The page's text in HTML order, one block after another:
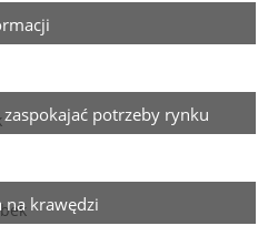
potrzeby rynku
na krawędzi